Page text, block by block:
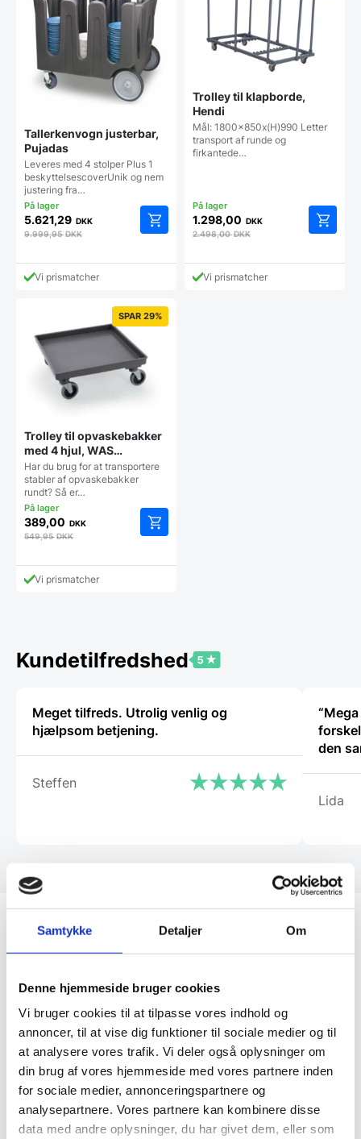
Samtykke Detaljer Om
Denne hjemmeside bruger cookies
Vi bruger cookies til at tilpasse vores indhold og
annoncer, til at vise dig funktioner til sociale medier og til
at analysere vores trafik. Vi deler også oplysninger om
din brug af vores hjemmeside med vores partnere inden
for sociale medier, annonceringspartnere og
analysepartnere. Vores partnere kan kombinere disse
data med andre oplysninger, du har givet dem, eller som
Tallerkenvogn justerbar,
Pujadas
Leveres med 4 stolper Plus 1
beskyttelsescoverUnik og nem
justering fra…
5.621,29 DKK
9.999,95DKK
Vi prismatcher
Trolley til klapborde,
Hendi
Mål: 1800x850x(H)990 Letter
transport af runde og
firkantede…
1.298,00 DKK
2.498,00DKK
Vi prismatcher
SPAR 29%
Trolley til opvaskebakker
med 4 hjul, WAS
(partivare)
Har du brug for at transportere
stabler af opvaskebakker
rundt? Så er…
389,00 DKK
549,95DKK
Vi prismatcher
Kundetilfredshed
Meget tilfreds. Utrolig venlig og
hjælpsom betjening.
Steffen
den
Lida
Når du afholder et event, er det vigtigt at have de
rette møbler og det nødvendige tilbehør, der sikrer
både komfort og effektivitet. Vores udvalg af
eventmøbler og andet udstyr er designet til at
opfylde kravene til professionelle arrangementer,
uanset om det gælder catering, messestande eller
receptioner.